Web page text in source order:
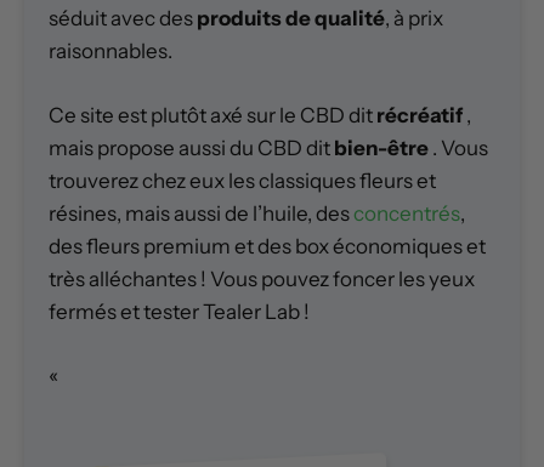
séduit avec des produits de qualité, à prix
raisonnables.
Ce site est plutôt axé sur le CBD dit récréatif ,
mais propose aussi du CBD dit bien-être . Vous
trouverez chez eux les classiques fleurs et
résines, mais aussi de l’huile, des concentrés,
des fleurs premium et des box économiques et
très alléchantes ! Vous pouvez foncer les yeux
fermés et tester Tealer Lab !
«